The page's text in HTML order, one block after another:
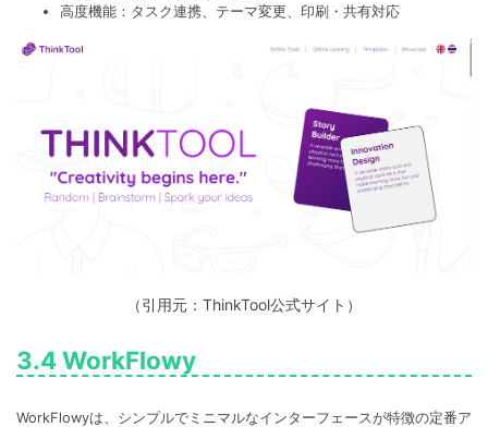
高度機能：タスク連携、テーマ変更、印刷・共有対応
（引用元：ThinkTool公式サイト）
3.4 WorkFlowy
WorkFlowyは、シンプルでミニマルなインターフェースが特徴の定番ア